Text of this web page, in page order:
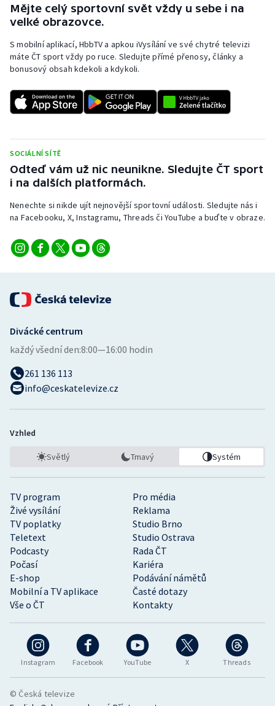
Mějte celý sportovní svět vždy u sebe i na
velké obrazovce.
S mobilní aplikací, HbbTV a apkou iVysílání ve své chytré televizi
máte ČT sport vždy po ruce. Sledujte přímé přenosy, články a
bonusový obsah kdekoli a kdykoli.
SOCIÁLNÍ SÍTĚ
Odteď vám už nic neunikne. Sledujte ČT sport
i na dalších platformách.
Nenechte si nikde ujít nejnovější sportovní události. Sledujte nás i
na Facebooku, X, Instagramu, Threads či YouTube a buďte v obraze.
Instagram Facebook YouTube X Threads
TV program
Pro média
Živé vysílání
Reklama
TV poplatky
Studio Brno
Teletext
Studio Ostrava
Podcasty
Rada ČT
Počasí
Kariéra
E-shop
Podávání námětů
Mobilní a TV aplikace
Časté dotazy
Vše o ČT
Kontakty
Divácké centrum
každý všední den:8:00—16:00 hodin
261 136 113
info@ceskatelevize.cz
Vzhled
Světlý Tmavý Systém
© Česká televize